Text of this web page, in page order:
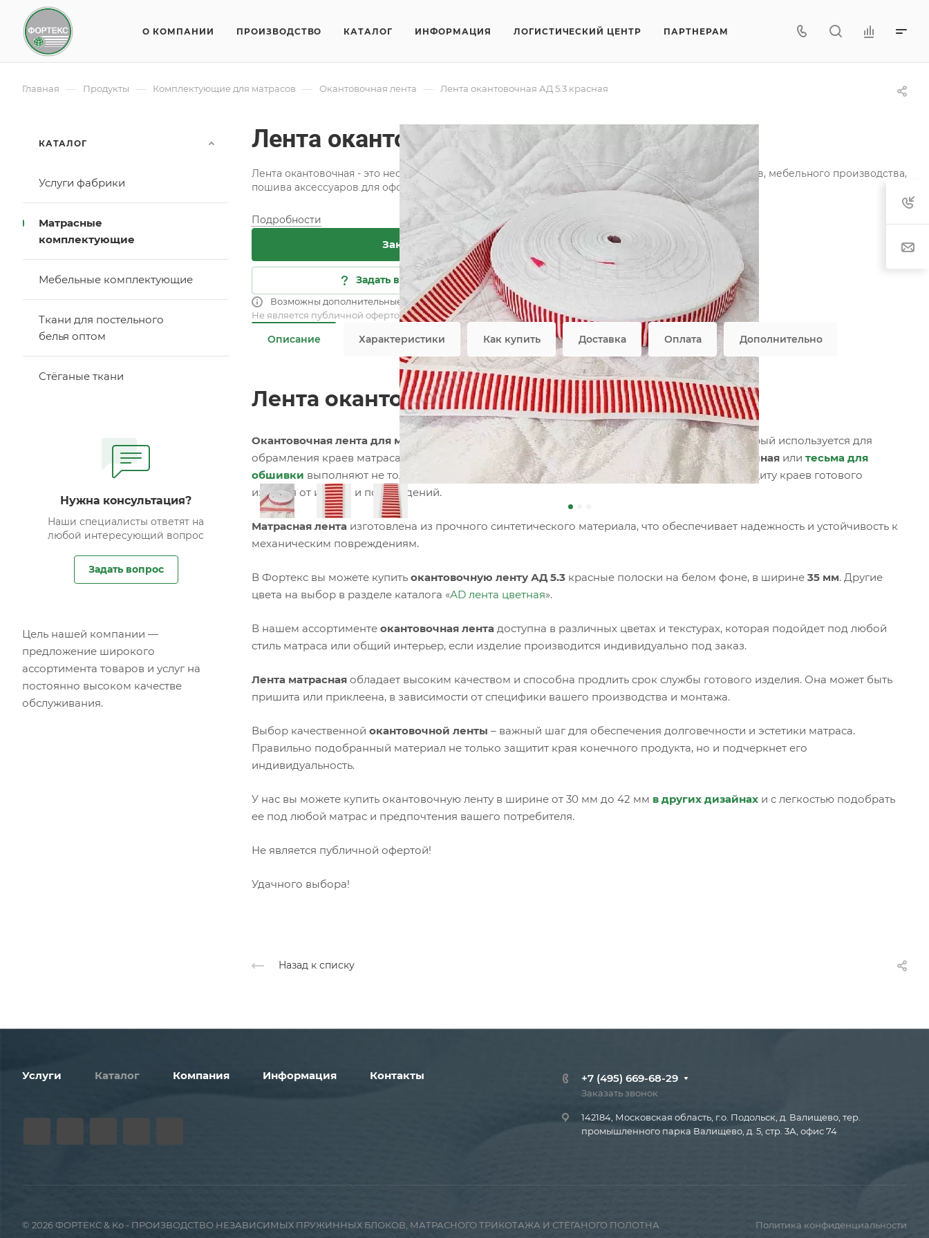
О КОМПАНИИ ПРОИЗВОДСТВО КАТАЛОГ ИНФОРМАЦИЯ ЛОГИСТИЧЕСКИЙ ЦЕНТР ПАРТНЕРАМ
Главная — Продукты — Комплектующие для матрасов — Окантовочная лента — Лента окантовочная АД 5.3 красная
Лента окантовочная АД 5.3 красная
Лента окантовочная - это необходимая составляющая при изготовлении ортопедических матрасов, мебельного производства,
пошива аксессуаров для оформления интерьера.
Подробности
Заказать
Задать вопрос
Возможны дополнительные опции
Не является публичной офертой
Характеристики
Состав
80% п/э, 20% п/п
Ширина рулона
35 мм, 42 мм
Цвет рисунка
—
красная
Все характеристики
Описание Характеристики Как купить Доставка Оплата Дополнительно
Лента окантовочная цветная AД 5.3
Окантовочная лента для матрасов
– это специализированный текстильный материал, который используется для
обрамления краев матраса, придавая ему завершенный и аккуратный вид. Лента окантовочная или тесьма для
обшивки выполняют не только эстетическую функцию, но и практическую, обеспечивая защиту краев готового
изделия от износа и повреждений.
Матрасная лента изготовлена из прочного синтетического материала, что обеспечивает надежность и устойчивость к
механическим повреждениям.
В Фортекс вы можете купить окантовочную ленту АД 5.3 красные полоски на белом фоне, в ширине 35 мм. Другие
цвета на выбор в разделе каталога «АD лента цветная».
В нашем ассортименте окантовочная лента доступна в различных цветах и текстурах, которая подойдет под любой
стиль матраса или общий интерьер, если изделие производится индивидуально под заказ.
Лента матрасная обладает высоким качеством и способна продлить срок службы готового изделия. Она может быть
пришита или приклеена, в зависимости от специфики вашего производства и монтажа.
Выбор качественной окантовочной ленты – важный шаг для обеспечения долговечности и эстетики матраса.
Правильно подобранный материал не только защитит края конечного продукта, но и подчеркнет его
индивидуальность.
У нас вы можете купить окантовочную ленту в ширине от 30 мм до 42 мм в других дизайнах и с легкостью подобрать
ее под любой матрас и предпочтения вашего потребителя.
Не является публичной офертой!
Удачного выбора!
Назад к списку
КАТАЛОГ
Услуги фабрики
Матрасные
комплектующие
Мебельные комплектующие
Ткани для постельного
белья оптом
Стёганые ткани
Нужна консультация?
Наши специалисты ответят на
любой интересующий вопрос
Задать вопрос
Цель нашей компании —
предложение широкого
ассортимента товаров и услуг на
постоянно высоком качестве
обслуживания.
Услуги Каталог Компания Информация Контакты +7 (495) 669-68-29
Заказать звонок
142184, Московская область, г.о. Подольск, д. Валищево, тер.
промышленного парка Валищево, д. 5, стр. 3А, офис 74
© 2026 ФОРТЕКС & Ко - ПРОИЗВОДСТВО НЕЗАВИСИМЫХ ПРУЖИННЫХ БЛОКОВ, МАТРАСНОГО ТРИКОТАЖА И СТЁГАНОГО ПОЛОТНА Политика конфиденциальности